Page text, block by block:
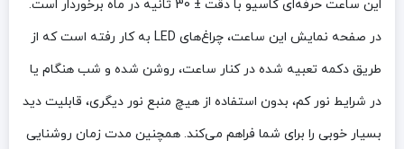
این ساعت حرفه‌ای کاسیو با دقت ± 30 ثانیه در ماه برخوردار است.
در صفحه نمایش این ساعت، چراغ‌های LED به کار رفته است که از
طریق دکمه تعبیه شده در کنار ساعت، روشن شده و شب هنگام یا
در شرایط نور کم، بدون استفاده از هیچ منبع نور دیگری، قابلیت دید
بسیار خوبی را برای شما فراهم می‌کند. همچنین مدت زمان روشنایی